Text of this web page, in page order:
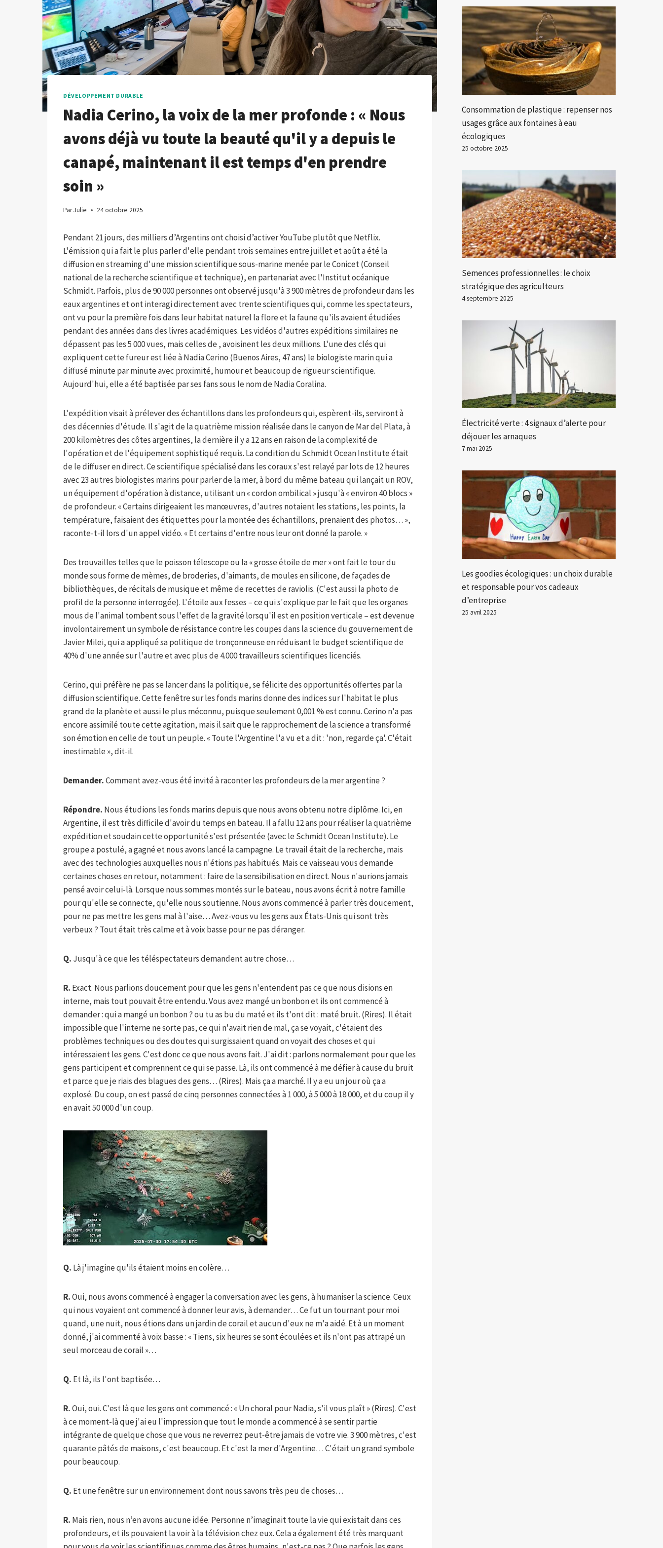
DÉVELOPPEMENT DURABLE
Nadia Cerino, la voix de la mer profonde : « Nous
avons déjà vu toute la beauté qu'il y a depuis le
canapé, maintenant il est temps d'en prendre
soin »
ParJulie 24 octobre 2025
Pendant 21 jours, des milliers d’Argentins ont choisi d’activer YouTube plutôt que Netflix.
L'émission qui a fait le plus parler d'elle pendant trois semaines entre juillet et août a été la
diffusion en streaming d'une mission scientifique sous-marine menée par le Conicet (Conseil
national de la recherche scientifique et technique), en partenariat avec l'Institut océanique
Schmidt. Parfois, plus de 90 000 personnes ont observé jusqu'à 3 900 mètres de profondeur dans les
eaux argentines et ont interagi directement avec trente scientifiques qui, comme les spectateurs,
ont vu pour la première fois dans leur habitat naturel la flore et la faune qu'ils avaient étudiées
pendant des années dans des livres académiques. Les vidéos d'autres expéditions similaires ne
dépassent pas les 5 000 vues, mais celles de , avoisinent les deux millions. L'une des clés qui
expliquent cette fureur est liée à Nadia Cerino (Buenos Aires, 47 ans) le biologiste marin qui a
diffusé minute par minute avec proximité, humour et beaucoup de rigueur scientifique.
Aujourd'hui, elle a été baptisée par ses fans sous le nom de Nadia Coralina.
L'expédition visait à prélever des échantillons dans les profondeurs qui, espèrent-ils, serviront à
des décennies d'étude. Il s'agit de la quatrième mission réalisée dans le canyon de Mar del Plata, à
200 kilomètres des côtes argentines, la dernière il y a 12 ans en raison de la complexité de
l'opération et de l'équipement sophistiqué requis. La condition du Schmidt Ocean Institute était
de le diffuser en direct. Ce scientifique spécialisé dans les coraux s'est relayé par lots de 12 heures
avec 23 autres biologistes marins pour parler de la mer, à bord du même bateau qui lançait un ROV,
un équipement d'opération à distance, utilisant un « cordon ombilical » jusqu'à « environ 40 blocs »
de profondeur. « Certains dirigeaient les manœuvres, d'autres notaient les stations, les points, la
température, faisaient des étiquettes pour la montée des échantillons, prenaient des photos… »,
raconte-t-il lors d'un appel vidéo. « Et certains d'entre nous leur ont donné la parole. »
Des trouvailles telles que le poisson télescope ou la « grosse étoile de mer » ont fait le tour du
monde sous forme de mèmes, de broderies, d'aimants, de moules en silicone, de façades de
bibliothèques, de récitals de musique et même de recettes de raviolis. (C'est aussi la photo de
profil de la personne interrogée). L'étoile aux fesses – ce qui s'explique par le fait que les organes
mous de l'animal tombent sous l'effet de la gravité lorsqu'il est en position verticale – est devenue
involontairement un symbole de résistance contre les coupes dans la science du gouvernement de
Javier Milei, qui a appliqué sa politique de tronçonneuse en réduisant le budget scientifique de
40% d'une année sur l'autre et avec plus de 4.000 travailleurs scientifiques licenciés.
Cerino, qui préfère ne pas se lancer dans la politique, se félicite des opportunités offertes par la
diffusion scientifique. Cette fenêtre sur les fonds marins donne des indices sur l'habitat le plus
grand de la planète et aussi le plus méconnu, puisque seulement 0,001 % est connu. Cerino n'a pas
encore assimilé toute cette agitation, mais il sait que le rapprochement de la science a transformé
son émotion en celle de tout un peuple. « Toute l'Argentine l'a vu et a dit : 'non, regarde ça'. C'était
inestimable », dit-il.
Demander.Comment avez-vous été invité à raconter les profondeurs de la mer argentine ?
Répondre. Nous étudions les fonds marins depuis que nous avons obtenu notre diplôme. Ici, en
Argentine, il est très difficile d'avoir du temps en bateau. Il a fallu 12 ans pour réaliser la quatrième
expédition et soudain cette opportunité s'est présentée (avec le Schmidt Ocean Institute). Le
groupe a postulé, a gagné et nous avons lancé la campagne. Le travail était de la recherche, mais
avec des technologies auxquelles nous n'étions pas habitués. Mais ce vaisseau vous demande
certaines choses en retour, notamment : faire de la sensibilisation en direct. Nous n'aurions jamais
pensé avoir celui-là. Lorsque nous sommes montés sur le bateau, nous avons écrit à notre famille
pour qu'elle se connecte, qu'elle nous soutienne. Nous avons commencé à parler très doucement,
pour ne pas mettre les gens mal à l'aise… Avez-vous vu les gens aux États-Unis qui sont très
verbeux ? Tout était très calme et à voix basse pour ne pas déranger.
Q. Jusqu'à ce que les téléspectateurs demandent autre chose…
R. Exact. Nous parlions doucement pour que les gens n'entendent pas ce que nous disions en
interne, mais tout pouvait être entendu. Vous avez mangé un bonbon et ils ont commencé à
demander : qui a mangé un bonbon ? ou tu as bu du maté et ils t'ont dit : maté bruit. (Rires). Il était
impossible que l'interne ne sorte pas, ce qui n'avait rien de mal, ça se voyait, c'étaient des
problèmes techniques ou des doutes qui surgissaient quand on voyait des choses et qui
intéressaient les gens. C'est donc ce que nous avons fait. J'ai dit : parlons normalement pour que les
gens participent et comprennent ce qui se passe. Là, ils ont commencé à me défier à cause du bruit
et parce que je riais des blagues des gens… (Rires). Mais ça a marché. Il y a eu un jour où ça a
explosé. Du coup, on est passé de cinq personnes connectées à 1 000, à 5 000 à 18 000, et du coup il y
en avait 50 000 d'un coup.
Q. Là j'imagine qu'ils étaient moins en colère…
R.Oui, nous avons commencé à engager la conversation avec les gens, à humaniser la science. Ceux
qui nous voyaient ont commencé à donner leur avis, à demander… Ce fut un tournant pour moi
quand, une nuit, nous étions dans un jardin de corail et aucun d'eux ne m'a aidé. Et à un moment
donné, j'ai commenté à voix basse : « Tiens, six heures se sont écoulées et ils n'ont pas attrapé un
seul morceau de corail »…
Q. Et là, ils l'ont baptisée…
R.Oui, oui. C'est là que les gens ont commencé : « Un choral pour Nadia, s'il vous plaît » (Rires). C'est
à ce moment-là que j'ai eu l'impression que tout le monde a commencé à se sentir partie
intégrante de quelque chose que vous ne reverrez peut-être jamais de votre vie. 3 900 mètres, c'est
quarante pâtés de maisons, c'est beaucoup. Et c'est la mer d'Argentine… C'était un grand symbole
pour beaucoup.
Q. Et une fenêtre sur un environnement dont nous savons très peu de choses…
R. Mais rien, nous n’en avons aucune idée. Personne n’imaginait toute la vie qui existait dans ces
profondeurs, et ils pouvaient la voir à la télévision chez eux. Cela a également été très marquant
Consommation de plastique : repenser nos
usages grâce aux fontaines à eau
écologiques
25 octobre 2025
Semences professionnelles : le choix
stratégique des agriculteurs
4 septembre 2025
Électricité verte : 4 signaux d’alerte pour
déjouer les arnaques
7 mai 2025
Les goodies écologiques : un choix durable
et responsable pour vos cadeaux
d’entreprise
25 avril 2025